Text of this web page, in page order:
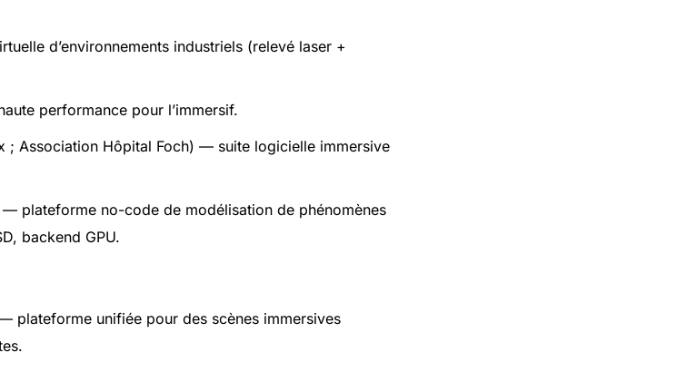
d’environnements industriels (relevé laser +
performance pour l’immersif.
; Association Hôpital Foch) — suite logicielle immersive
— plateforme no-code de modélisation de phénomènes
backend GPU.
plateforme unifiée pour des scènes immersives